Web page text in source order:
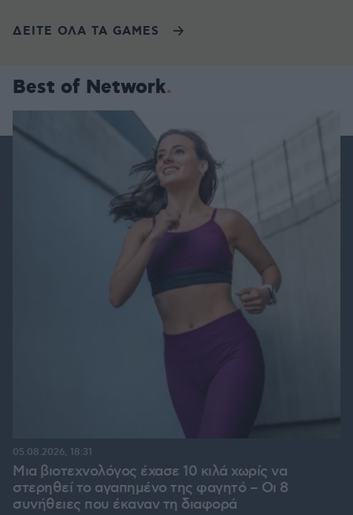
ΔΕΙΤΕ ΟΛΑ ΤΑ GAMES
Best of Network
Μια βιοτεχνολόγος έχασε 10 κιλά χωρίς να
στερηθεί το αγαπημένο της φαγητό – Οι 8
συνήθειες που έκαναν τη διαφορά
05.08.2026, 18:31